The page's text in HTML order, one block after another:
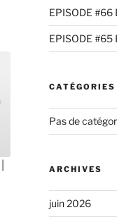
EPISODE #66
EPISODE #65
CATÉGORIES
Pas de
ARCHIVES
juin 2026